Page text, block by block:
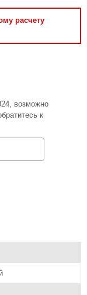
расчету
возможно
к